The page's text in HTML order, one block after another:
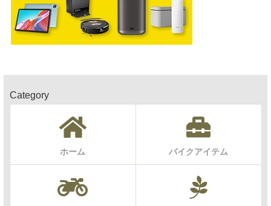
Category
ホーム バイクアイテム